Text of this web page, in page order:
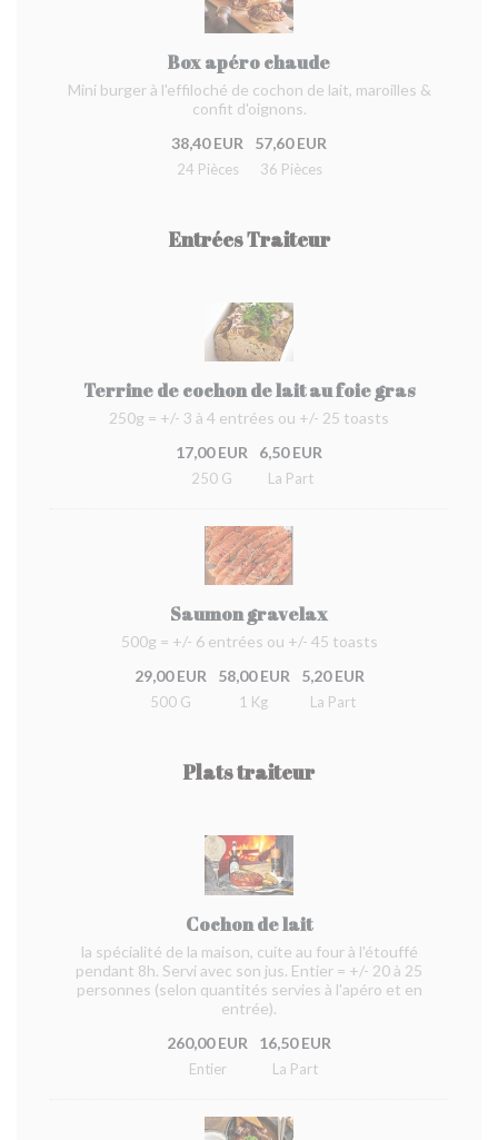
Box apéro chaude
Mini burger à l'effiloché de cochon de lait, maroilles &
confit d'oignons.
38,40 EUR
24 Pièces
57,60 EUR
36 Pièces
Entrées Traiteur
Terrine de cochon de lait au foie gras
250g = +/- 3 à 4 entrées ou +/- 25 toasts
17,00 EUR
250 G
6,50 EUR
La Part
Saumon gravelax
500g = +/- 6 entrées ou +/- 45 toasts
29,00 EUR
500 G
58,00 EUR
1 Kg
5,20 EUR
La Part
Plats traiteur
Cochon de lait
la spécialité de la maison, cuite au four à l'étouffé
pendant 8h. Servi avec son jus. Entier = +/- 20 à 25
personnes (selon quantités servies à l'apéro et en
entrée).
260,00 EUR
Entier
16,50 EUR
La Part